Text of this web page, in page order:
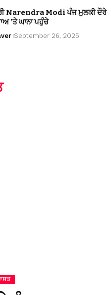
Narendra Modi ਪੰਜ ਮੁਲਕੀ ਦੌਰੇ
’ਤੇ ਘਾਨਾ ਪਹੁੰਚੇ
September 26, 2025